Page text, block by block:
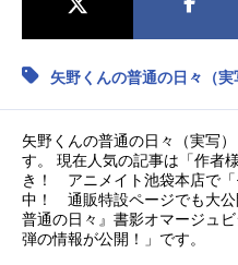
マンガ・ラノベ ゲーム・アプリ
2.5次元 配信・Vtuber
最新記事一覧
アニメ記事一覧
アニメ映画一覧
矢野くんの普通の日々（
矢野くんの普通の日々（実写
す。 現在人気の記事は「作者
き！ アニメイト池袋本店で「
中！ 通販特設ページでも大公
普通の日々』書影オマージュ
弾の情報が公開！」です。